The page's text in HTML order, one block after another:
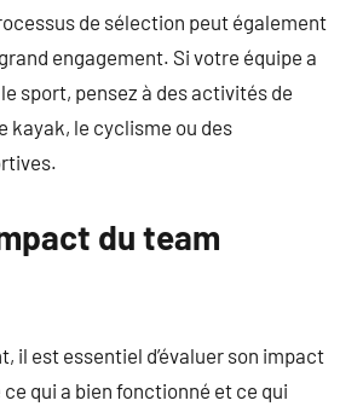
de sélection peut également
engagement. Si votre équipe a
sport, pensez à des activités de
kayak, le cyclisme ou des
du team
il est essentiel d’évaluer son impact
qui a bien fonctionné et ce qui